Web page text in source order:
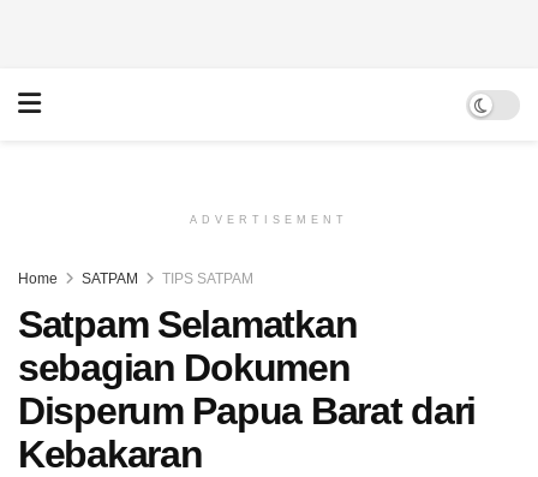
ADVERTISEMENT
Home SATPAM TIPS SATPAM
Satpam Selamatkan
sebagian Dokumen
Disperum Papua Barat dari
Kebakaran